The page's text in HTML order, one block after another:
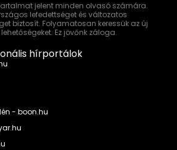
jelent minden olvasó számára.
lefedettséget és változatos
biztosít. Folyamatosan keressük az új
Ez jövőnk záloga.
hírportálok
- boon.hu